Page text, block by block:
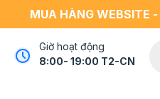
MUA HÀNG WEBSITE -
Giờ hoạt động
8:00- 19:00 T2-CN